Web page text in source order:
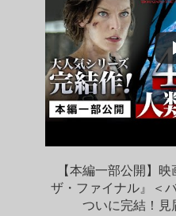
【本編一部公開】
ザ・ファイナル』＜
ついに完結！見